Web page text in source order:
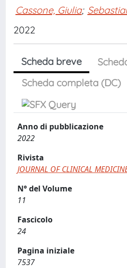
Cassone, Giulia;
2022
Scheda breve
Scheda completa (DC)
Anno di pubblicazione
2022
Rivista
JOURNAL OF CLINICAL
N° del Volume
11
Fascicolo
24
Pagina iniziale
7537